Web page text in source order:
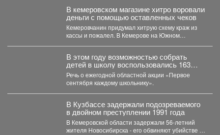
В кемеровском магазине хитро воровали
деньги с помощью оставленных чеков
Кемеровчанин придумал хитрую схему краж из
кассы и пожалел. В Кемерове на Южном
В этом году возможностью собрать
детей в школу воспользовались 163
малообеспеченные семьи
Междуреченска.
Речь о ежегодной областной акции «Первое
сентября каждому школьнику».
В Кузбассе задержали подозреваемого
в двойном преступлении 1991 года
В Кемеровской области задержали 56‑летний
жителя Новосибирска - его обвиняют убийстве и